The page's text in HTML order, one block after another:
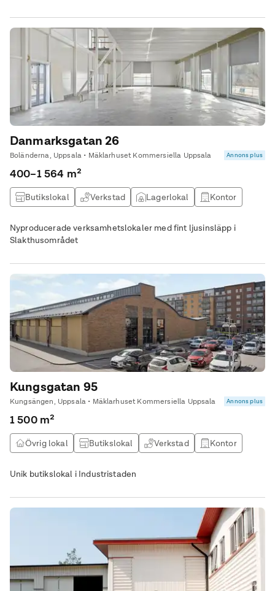
Danmarksgatan 26
Boländerna, Uppsala • Mäklarhuset Kommersiella Uppsala Annons plus
400–1 564 m²
Butikslokal Verkstad Lagerlokal Kontor
Nyproducerade verksamhetslokaler med fint ljusinsläpp i
Slakthusområdet
Kungsgatan 95
Kungsängen, Uppsala • Mäklarhuset Kommersiella Uppsala Annons plus
1 500 m²
Övrig lokal Butikslokal Verkstad Kontor
Unik butikslokal i Industristaden